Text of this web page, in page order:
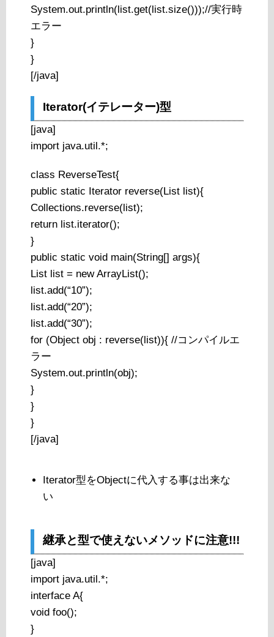
System.out.println(list.get(list.size()));//実行時
エラー
}
}
[/java]
Iterator(イテレーター)型
[java]
import java.util.*;
class ReverseTest{
public static Iterator reverse(List list){
Collections.reverse(list);
return list.iterator();
}
public static void main(String[] args){
List list = new ArrayList();
list.add(“10”);
list.add(“20”);
list.add(“30”);
for (Object obj : reverse(list)){ //コンパイルエ
ラー
System.out.println(obj);
}
}
}
[/java]
Iterator型をObjectに代入する事は出来な
い
継承と型で使えないメソッドに注意!!!
[java]
import java.util.*;
interface A{
void foo();
}